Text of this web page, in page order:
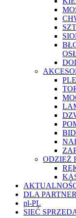
ODZIEŻ
DLA
pl-PL
SIEĆ